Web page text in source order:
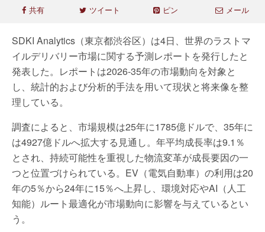
共有 ツイート ピン メール
SDKI Analytics（東京都渋谷区）は4日、世界のラストマ
イルデリバリー市場に関する予測レポートを発行したと
発表した。レポートは2026-35年の市場動向を対象と
し、統計的および分析的手法を用いて現状と将来像を整
理している。
調査によると、市場規模は25年に1785億ドルで、35年に
は4927億ドルへ拡大する見通し。年平均成長率は9.1％
とされ、持続可能性を重視した物流変革が成長要因の一
つと位置づけられている。EV（電気自動車）の利用は20
年の5％から24年に15％へ上昇し、環境対応やAI（人工
知能）ルート最適化が市場動向に影響を与えているとい
う。